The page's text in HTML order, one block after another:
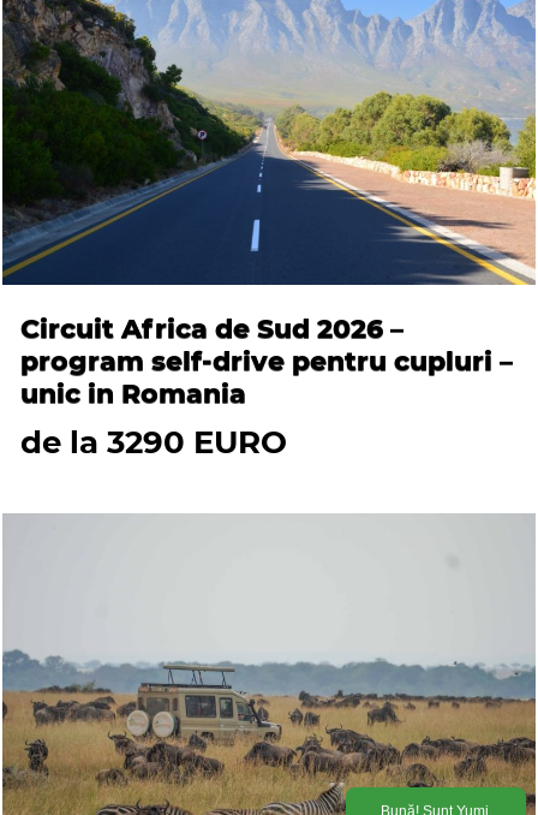
Circuit Africa de Sud 2026 –
program self-drive pentru cupluri –
unic in Romania
de la 3290 EURO
Bună! Sunt Yumi,